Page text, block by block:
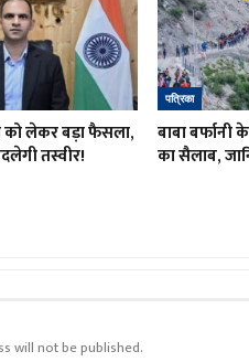
को लेकर बड़ा फैसला,
तस्वीर!
पत्रिका
बाबा बर्फानी
का सैलाब,
will not be published.